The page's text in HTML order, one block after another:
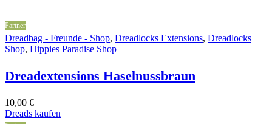
Partner
Dreadbag - Freunde - Shop, Dreadlocks Extensions, Dreadlocks
Shop, Hippies Paradise Shop
Dreadextensions Haselnussbraun
10,00 €
Dreads kaufen